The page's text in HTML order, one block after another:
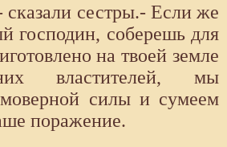
сказали сестры.- Если же
господин, соберешь для
на твоей земле
властителей, мы
силы и сумеем
поражение.